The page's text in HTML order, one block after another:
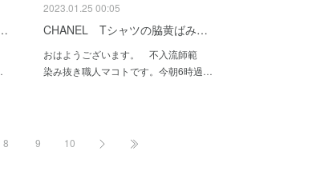
2023.01.25 00:05
CHANEL Tシャツの脇黄ばみ…
おはようございます。 不入流師範
染み抜き職人マコトです。今朝6時過…
8 9 10